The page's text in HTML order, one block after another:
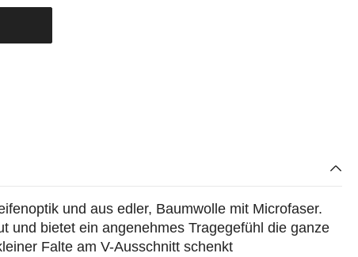
und aus edler, Baumwolle mit Microfaser.
und bietet ein angenehmes Tragegefühl die ganze
Falte am V-Ausschnitt schenkt